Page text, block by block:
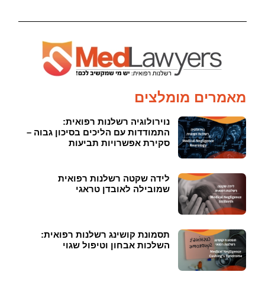
מאמרים מומלצים
נוירולוגיה רשלנות רפואית:
התמודדות עם הליכים בסיכון גבוה –
סקירת אפשרויות תביעות
לידה שקטה רשלנות רפואית
שמובילה לאובדן טראגי
תסמונת קושינג רשלנות רפואית:
השלכות אבחון וטיפול שגוי